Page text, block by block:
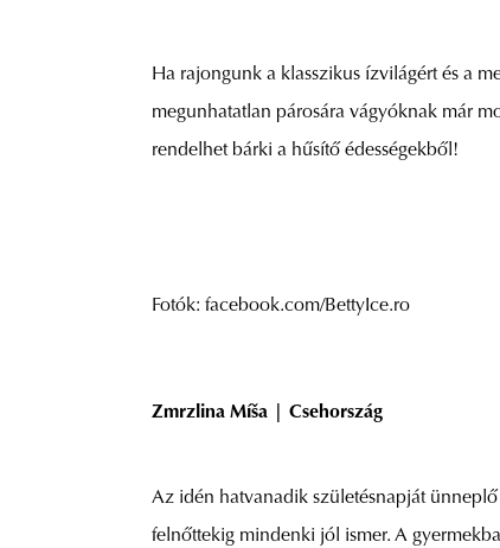
Ha rajongunk a klasszikus ízvilágért és a
megunhatatlan párosára vágyóknak már
rendelhet bárki a hűsítő édességekből!
Fotók: facebook.com/BettyIce.ro
Zmrzlina Míša | Csehország
Az idén hatvanadik születésnapját ünneplő
felnőttekig mindenki jól ismer. A